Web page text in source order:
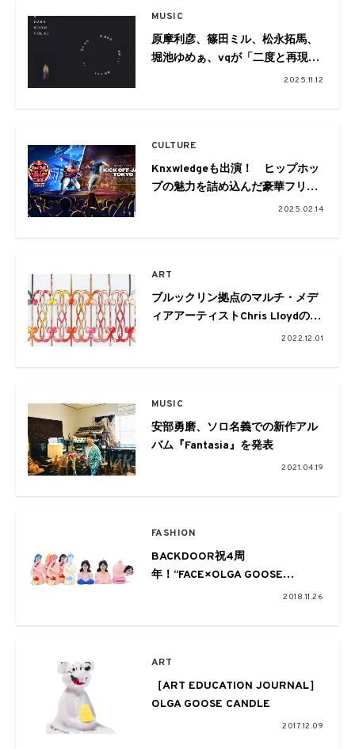
MUSIC
原摩利彦、篠田ミル、松永拓馬、
堀池ゆめぁ、vqが「二度と再現で
きない音楽体験」をテーマにセッ
in a darkroom vol.01』が開催
2025.11.12
CULTURE
Knxwledgeも出演！ ヒップホッ
プの魅力を詰め込んだ豪華フリー
パーティー「Red Bull BC One
Tokyo」が開催
2025.02.14
ART
ブルックリン拠点のマルチ・メデ
ィアアーティストChris Lloydの個
展“And the Candle Burned Low,
Fire in Your Heart is Out”が
2022.12.01
MUSIC
安部勇磨、ソロ名義での新作アル
バム『Fantasia』を発表
2021.04.19
FASHION
BACKDOOR祝4周
年！“FACE×OLGA GOOSE
CANDLE”による、ハンドメイドキ
2018.11.26
ART
［ART EDUCATION JOURNAL］
OLGA GOOSE CANDLE
2017.12.09